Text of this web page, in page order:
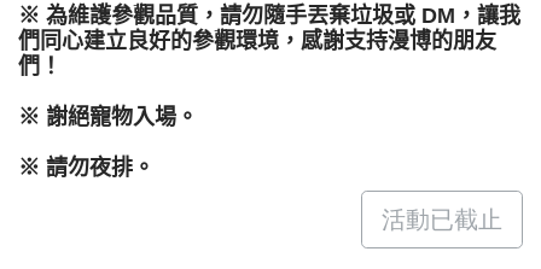
※ 為維護參觀品質，請勿隨手丟棄垃圾或 DM，讓我
們同心建立良好的參觀環境，感謝支持漫博的朋友
們！
※ 謝絕寵物入場。
※ 請勿夜排 。
活動已截止